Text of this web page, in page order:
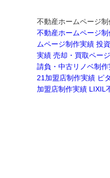
不動産ホームページ
不動産ホームページ
ムページ制作実績 投
実績 売却・買取ペー
請負・中古リノベ制作
21加盟店制作実績 ピ
加盟店制作実績 LIXIL